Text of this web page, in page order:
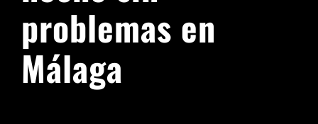
problemas en
Málaga